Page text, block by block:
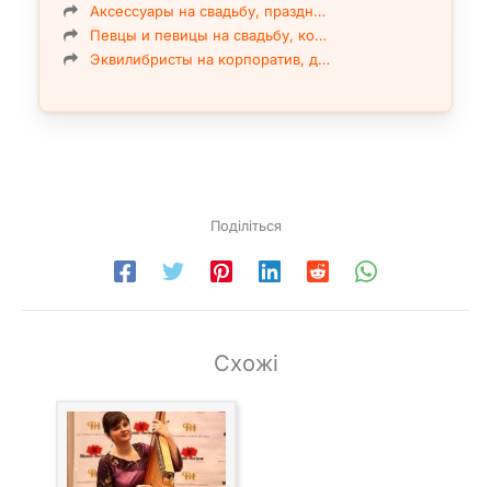
Аксессуары на свадьбу, праздн…
Певцы и певицы на свадьбу, ко…
Эквилибристы на корпоратив, д…
Поділіться
Схожі